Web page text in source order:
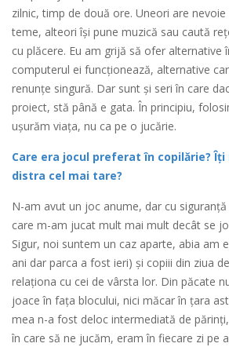
zilnic, timp de două ore. Uneori are
teme, alteori își pune muzică sau caută
cu plăcere. Eu am grijă să ofer alternative
computerul ei funcționează, alternative
renunțe singură. Dar sunt și seri în care
proiect, stă până e gata. În principiu,
ușurăm viața, nu ca pe o jucărie.
Care era jocul preferat în copilărie?
distra cel mai tare?
N-am avut un joc anume, dar cu
care m-am jucat mult mai mult decât se
Sigur, noi suntem un caz aparte, abia am
ani dar parca a fost ieri) și copiii din ziua
relaționa cu cei de vârsta lor. Din păcate
joace în fața blocului, nici măcar în țara
mea n-a fost deloc intermediată de
în care să ne jucăm, eram în fiecare zi pe